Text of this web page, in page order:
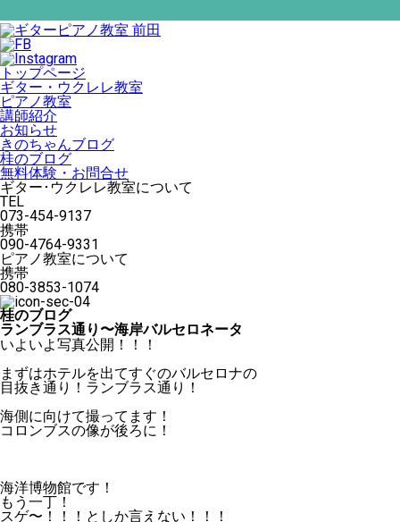
トップページ
ギター・ウクレレ教室
ピアノ教室
講師紹介
お知らせ
きのちゃんブログ
桂のブログ
無料体験・お問合せ
ギター･ウクレレ教室について
TEL
073-454-9137
携帯
090-4764-9331
ピアノ教室について
携帯
080-3853-1074
桂のブログ
ランブラス通り〜海岸バルセロネータ
いよいよ写真公開！！！
まずはホテルを出てすぐのバルセロナの
目抜き通り！ランブラス通り！
海側に向けて撮ってます！
コロンブスの像が後ろに！
海洋博物館です！
もう一丁！
スゲ〜！！！としか言えない！！！